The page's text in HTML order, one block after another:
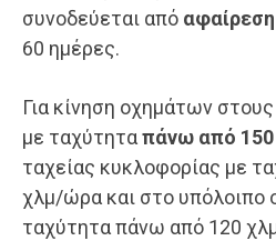
συνοδεύεται από
60 ημέρες.
Για κίνηση οχημάτων
με ταχύτηταπάνω από
ταχείας κυκλοφορίας με
χλμ/ώρα και στο υπόλοιπο
ταχύτητα πάνω από 120